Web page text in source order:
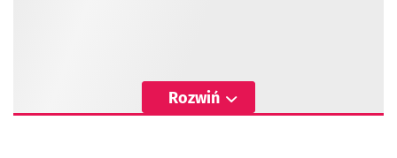
Rozwiń